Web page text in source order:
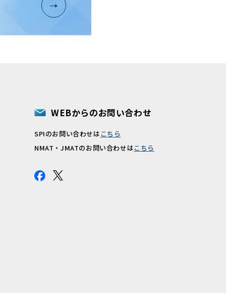
WEBからのお問い合わせ
SPIのお問い合わせは こちら
NMAT・JMATのお問い合わせはこちら